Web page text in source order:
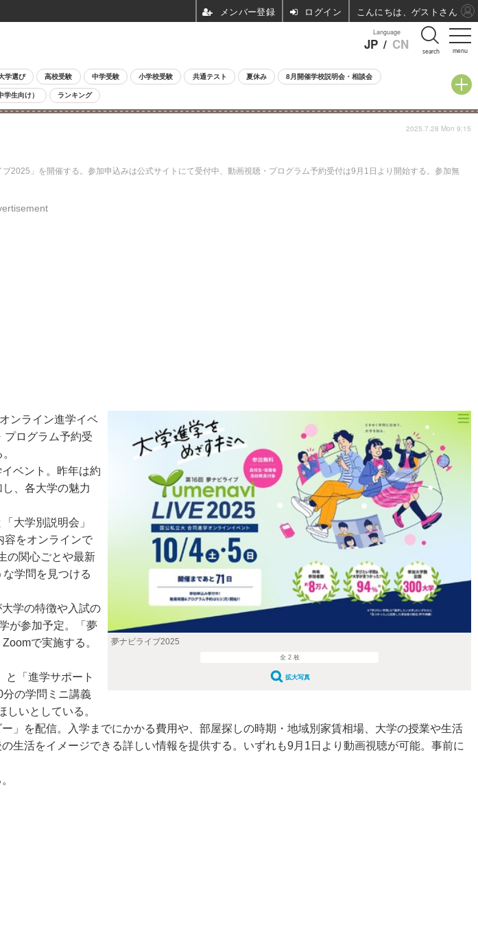
menu
Language
JP / CN search
学選び 高校受験 中学受験 小学校受験 共通テスト 夏休み 8月開催学校説明会・相談会
学生向け） ランキング
」を開催する。参加申込みは公式サイトにて受付中、動画視聴・プログラム予約受付は9月1日より開始する。参加無
2025.7.28 Mon 9:15
夢ナビライブ2025
全 2 枚
拡大写真
ンライン進学イベ
プログラム予約受
ベント。昨年は約
、各大学の魅力
大学別説明会」
容をオンラインで
の関心ごとや最新
学問を見つける
学の特徴や入試の
が参加予定。「夢
で実施する。
「進学サポート
の学問ミニ講義
いとしている。
を配信。入学までにかかる費用や、部屋探しの時期・地域別家賃相場、大学の授業や生活
活をイメージできる詳しい情報を提供する。いずれも9月1日より動画視聴が可能。事前に
ログイン こんにちは、ゲストさん